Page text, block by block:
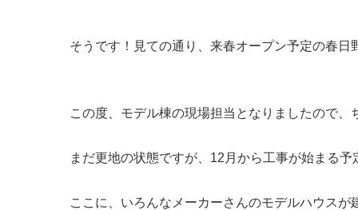
そうです！見ての通り、来春オープン予定の春日
この度、モデル棟の現場担当となりましたので、
まだ更地の状態ですが、12月から工事が始まる予
ここに、いろんなメーカーさんのモデルハウスが